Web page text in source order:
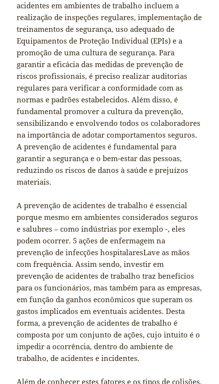
acidentes em ambientes de trabalho incluem a
realização de inspeções regulares, implementação de
treinamentos de segurança, uso adequado de
Equipamentos de Proteção Individual (EPIs) e a
promoção de uma cultura de segurança. Para
garantir a eficácia das medidas de prevenção de
riscos profissionais, é preciso realizar auditorias
regulares para verificar a conformidade com as
normas e padrões estabelecidos. Além disso, é
fundamental promover a cultura da prevenção,
sensibilizando e envolvendo todos os colaboradores
na importância de adotar comportamentos seguros.
A prevenção de acidentes é fundamental para
garantir a segurança e o bem-estar das pessoas,
reduzindo os riscos de danos à saúde e prejuízos
materiais.
A prevenção de acidentes de trabalho é essencial
porque mesmo em ambientes considerados seguros
e salubres – como indústrias por exemplo -, eles
podem ocorrer. 5 ações de enfermagem na
prevenção de infecções hospitalaresLave as mãos
com frequência. Assim sendo, investir em
prevenção de acidentes de trabalho traz benefícios
para os funcionários, mas também para as empresas,
em função da ganhos econômicos que superam os
gastos implicados em eventuais acidentes. Desta
forma, a prevenção de acidentes de trabalho é
composta por um conjunto de ações, cujo intuito é o
impedir a ocorrência, dentro do ambiente de
trabalho, de acidentes e incidentes.
Além de conhecer estes fatores e os tipos de colisões,